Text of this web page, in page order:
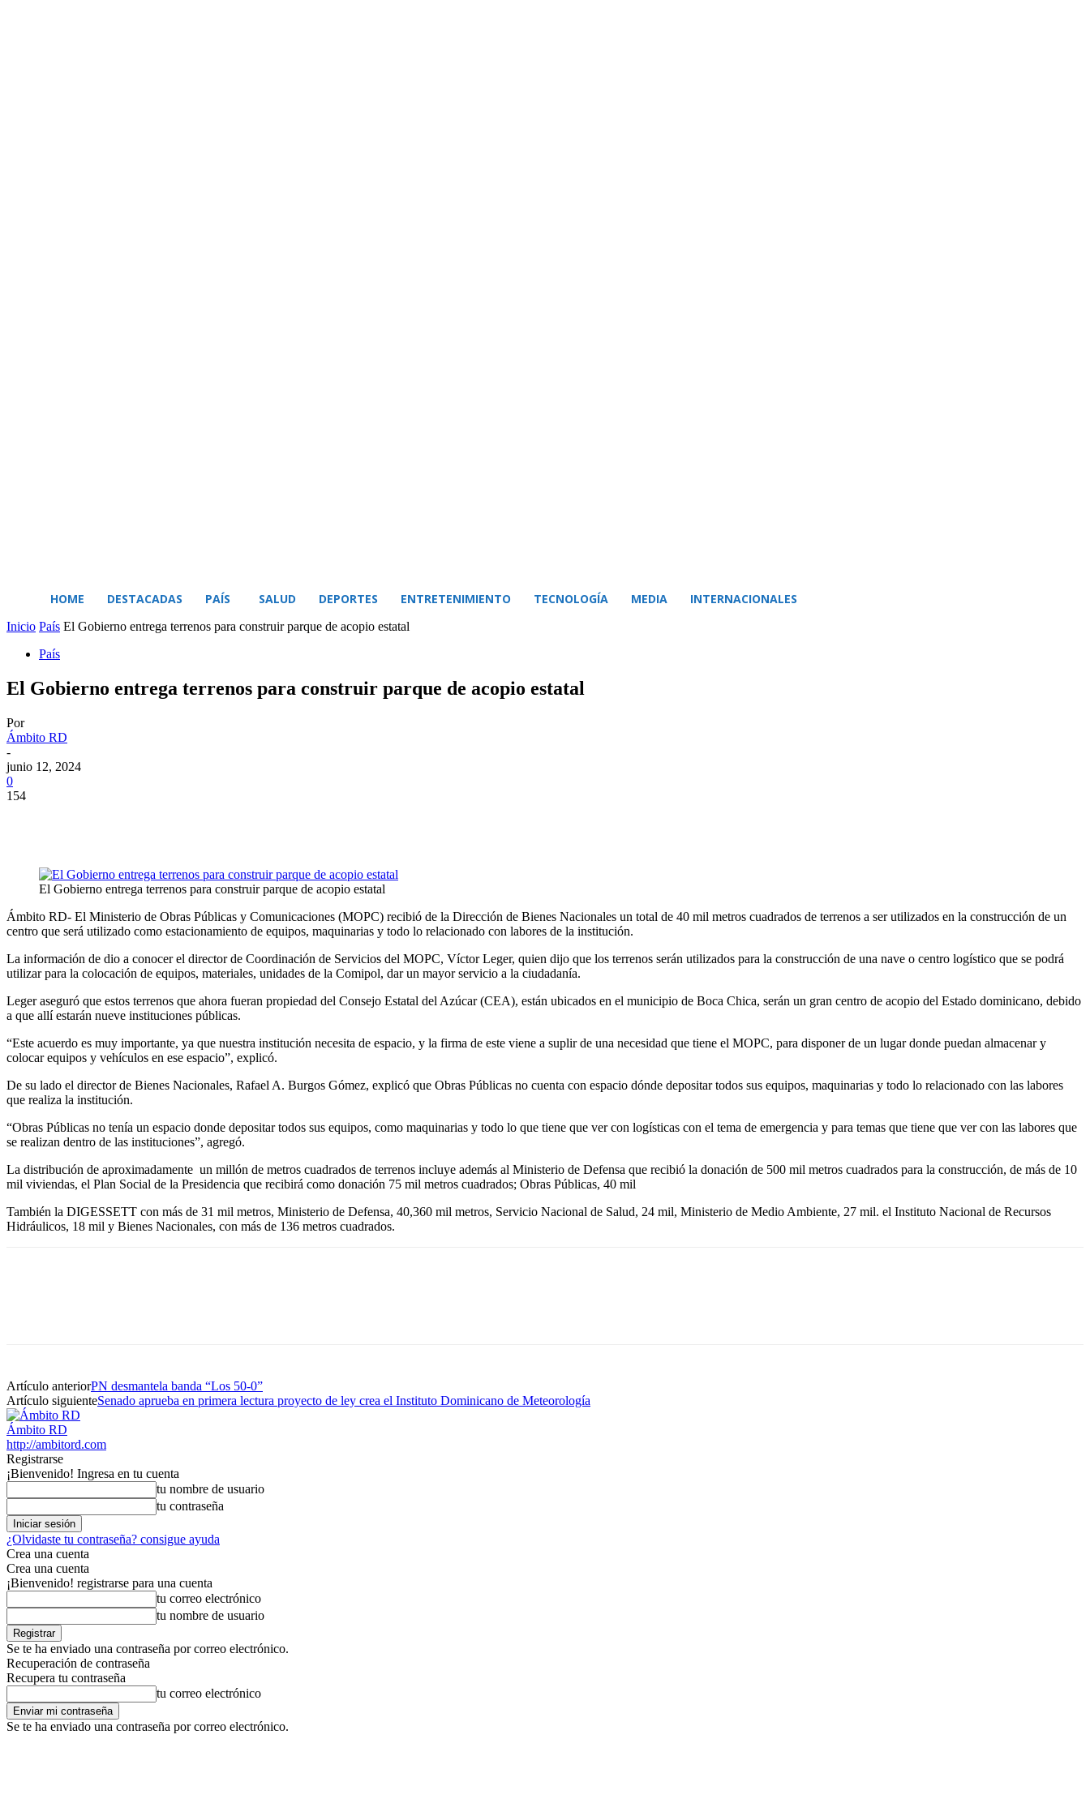
HOME DESTACADAS PAÍS SALUD DEPORTES ENTRETENIMIENTO TECNOLOGÍA MEDIA INTERNACIONALES
Inicio País El Gobierno entrega terrenos para construir parque de acopio estatal
País
El Gobierno entrega terrenos para construir parque de acopio estatal
Por
Ámbito RD
-
junio 12, 2024
0
154
El Gobierno entrega terrenos para construir parque de acopio estatal
Ámbito RD- El Ministerio de Obras Públicas y Comunicaciones (MOPC) recibió de la Dirección de Bienes Nacionales un total de 40 mil metros cuadrados de terrenos a ser utilizados en la construcción de un
centro que será utilizado como estacionamiento de equipos, maquinarias y todo lo relacionado con labores de la institución.
La información de dio a conocer el director de Coordinación de Servicios del MOPC, Víctor Leger, quien dijo que los terrenos serán utilizados para la construcción de una nave o centro logístico que se podrá
utilizar para la colocación de equipos, materiales, unidades de la Comipol, dar un mayor servicio a la ciudadanía.
Leger aseguró que estos terrenos que ahora fueran propiedad del Consejo Estatal del Azúcar (CEA), están ubicados en el municipio de Boca Chica, serán un gran centro de acopio del Estado dominicano, debido
a que allí estarán nueve instituciones públicas.
“Este acuerdo es muy importante, ya que nuestra institución necesita de espacio, y la firma de este viene a suplir de una necesidad que tiene el MOPC, para disponer de un lugar donde puedan almacenar y
colocar equipos y vehículos en ese espacio”, explicó.
De su lado el director de Bienes Nacionales, Rafael A. Burgos Gómez, explicó que Obras Públicas no cuenta con espacio dónde depositar todos sus equipos, maquinarias y todo lo relacionado con las labores
que realiza la institución.
“Obras Públicas no tenía un espacio donde depositar todos sus equipos, como maquinarias y todo lo que tiene que ver con logísticas con el tema de emergencia y para temas que tiene que ver con las labores que
se realizan dentro de las instituciones”, agregó.
La distribución de aproximadamente un millón de metros cuadrados de terrenos incluye además al Ministerio de Defensa que recibió la donación de 500 mil metros cuadrados para la construcción, de más de 10
mil viviendas, el Plan Social de la Presidencia que recibirá como donación 75 mil metros cuadrados; Obras Públicas, 40 mil
También la DIGESSETT con más de 31 mil metros, Ministerio de Defensa, 40,360 mil metros, Servicio Nacional de Salud, 24 mil, Ministerio de Medio Ambiente, 27 mil. el Instituto Nacional de Recursos
Hidráulicos, 18 mil y Bienes Nacionales, con más de 136 metros cuadrados.
Artículo anteriorPN desmantela banda “Los 50-0”
Artículo siguienteSenado aprueba en primera lectura proyecto de ley crea el Instituto Dominicano de Meteorología
Ámbito RD
http://ambitord.com
Registrarse
¡Bienvenido! Ingresa en tu cuenta
tu nombre de usuario
tu contraseña
¿Olvidaste tu contraseña? consigue ayuda
Crea una cuenta
Crea una cuenta
¡Bienvenido! registrarse para una cuenta
tu correo electrónico
tu nombre de usuario
Se te ha enviado una contraseña por correo electrónico.
Recuperación de contraseña
Recupera tu contraseña
tu correo electrónico
Se te ha enviado una contraseña por correo electrónico.